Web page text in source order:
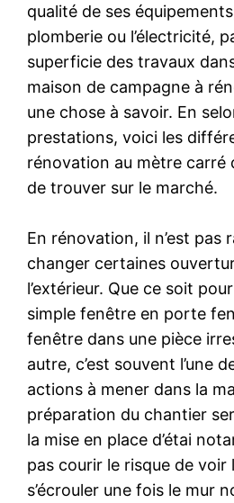
qualité de ses
plomberie ou l’électricité,
superficie des travaux
maison de campagne à
une chose à savoir. En
prestations, voici les
rénovation au mètre carré
de trouver sur le marché.
En rénovation, il n’est pas
changer certaines
l’extérieur. Que ce soit
simple fenêtre en porte
fenêtre dans une pièce
autre, c’est souvent l’une
actions à mener dans la
préparation du chantier
la mise en place d’étai
pas courir le risque de voir
s’écrouler une fois le mur